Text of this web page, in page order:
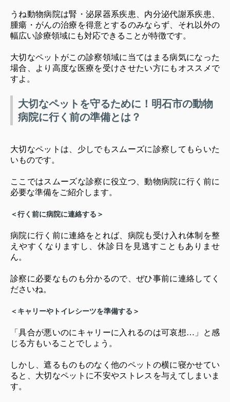
うね動物病院は腎・泌尿器系疾患、内分泌代謝系疾患、
腫瘍・がんの治療を得意とするのみならず、それ以外の
幅広い診療領域にも対応できることが特徴です。
大切なペットがこの診察領域に当てはまる病気になった
場合、より高度な医療を受けさせたい方にもオススメで
すよ。
大切なペットを守るために！明石市の動物
病院に行く前の準備とは？
大切なペットは、少しでもスムーズに診察してもらいた
いものです。
ここではスムーズな診察に役立つ、動物病院に行く前に
必要な準備をご紹介します。
＜行く前に病院に連絡する＞
病院に行く前に連絡をとれば、病院も受け入れ体制を整
えやすくなりますし、休診日を見逃すこともありませ
ん。
診察に必要なものも分かるので、ぜひ事前に連絡してく
ださいね。
＜キャリーやトイレシーツを準備する＞
「具合が悪いのにキャリーに入れるのは可哀想…」と感
じる方もいることでしょう。
しかし、遮るものものなく他のペットの横に寝かせてい
ると、大切なペットに不安やストレスを与えてしまいま
す。